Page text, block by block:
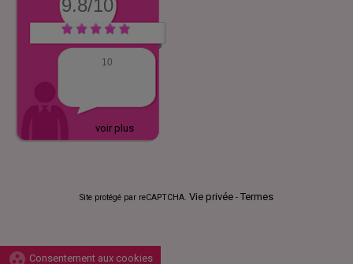
9.8/10
10
voir plus
Site protégé par reCAPTCHA. Vie privée - Termes
group_work Consentement aux cookies